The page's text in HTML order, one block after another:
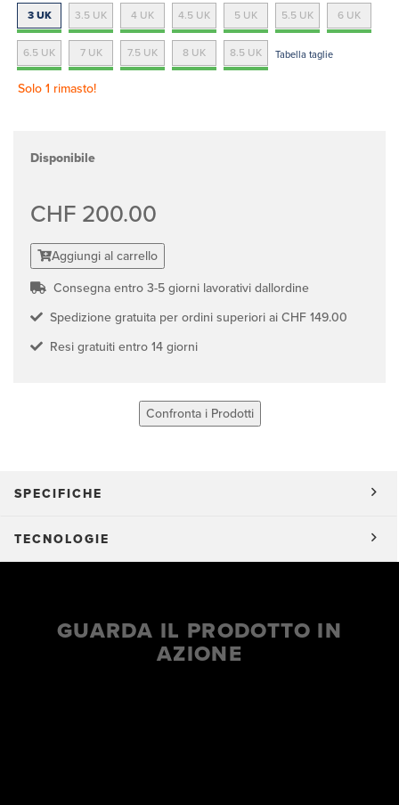
3 UK 3.5 UK 4 UK 4.5 UK 5 UK 5.5 UK 6 UK
6.5 UK 7 UK 7.5 UK 8 UK 8.5 UK Tabella taglie
Solo 1 rimasto!
Disponibile
CHF 200.00
Aggiungi al carrello
Consegna entro 3-5 giorni lavorativi dallordine
Spedizione gratuita per ordini superiori ai CHF 149.00
Resi gratuiti entro 14 giorni
Confronta i Prodotti
SPECIFICHE
TECNOLOGIE
GUARDA IL PRODOTTO IN
AZIONE